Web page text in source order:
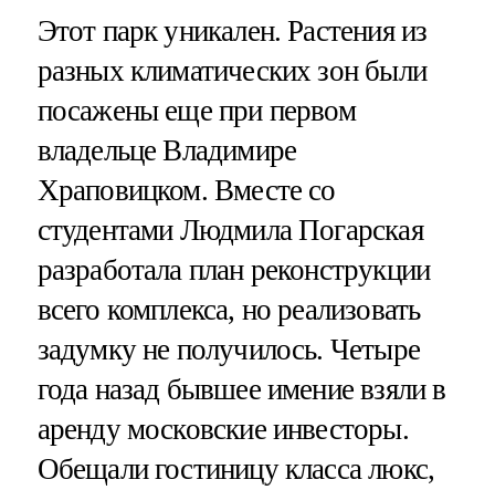
Этот парк уникален. Растения из
разных климатических зон были
посажены еще при первом
владельце Владимире
Храповицком. Вместе со
студентами Людмила Погарская
разработала план реконструкции
всего комплекса, но реализовать
задумку не получилось. Четыре
года назад бывшее имение взяли в
аренду московские инвесторы.
Обещали гостиницу класса люкс,